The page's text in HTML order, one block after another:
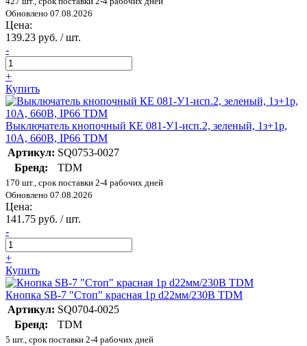
Обновлено 07.08.2026
Цена:
139.23 руб. / шт.
-
+
Купить
Выключатель кнопочный КЕ 081-У1-исп.2, зеленый, 1з+1р,
10A, 660B, IP66 TDM
Артикул: SQ0753-0027
Бренд:
TDM
170 шт., срок поставки 2-4 рабочих дней
Обновлено 07.08.2026
Цена:
141.75 руб. / шт.
-
+
Купить
Кнопка SВ-7 "Стоп" красная 1р d22мм/230В TDM
Артикул: SQ0704-0025
Бренд:
TDM
5 шт., срок поставки 2-4 рабочих дней